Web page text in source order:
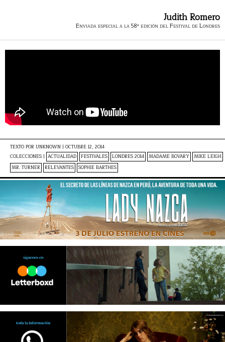
Judith Romero
Enviada especial a la 58ª edición del Festival de Londres
TEXTO POR UNKNOWN | OCTUBRE 12, 2014
COLECCIONES | ACTUALIDAD FESTIVALES LONDRES 2014 MADAME BOVARY MIKE LEIGH
MR. TURNER RELEVANTES SOPHIE BARTHES